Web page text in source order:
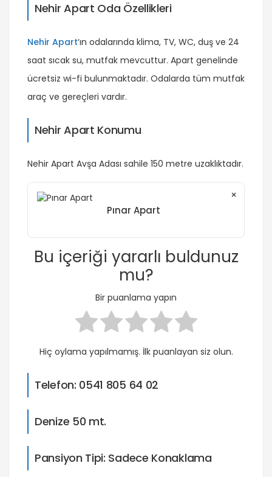
Nehir Apart Oda Özellikleri
Nehir Apart‘ın odalarında klima, TV, WC, duş ve 24
saat sıcak su, mutfak mevcuttur. Apart genelinde
ücretsiz wi-fi bulunmaktadır. Odalarda tüm mutfak
araç ve gereçleri vardır.
Nehir Apart Konumu
Nehir Apart Avşa Adası sahile 150 metre uzaklıktadır.
Pınar Apart
×
Bu içeriği yararlı buldunuz
mu?
Bir puanlama yapın
Hiç oylama yapılmamış. İlk puanlayan siz olun.
Telefon: 0541 805 64 02
Denize 50 mt.
Pansiyon Tipi: Sadece Konaklama